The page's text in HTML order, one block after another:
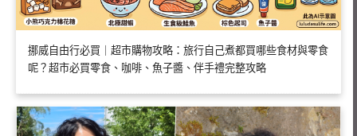
挪威自由行必買｜超市購物攻略：旅行自己煮都買哪些食材與零食
呢？超市必買零食、咖啡、魚子醬、伴手禮完整攻略